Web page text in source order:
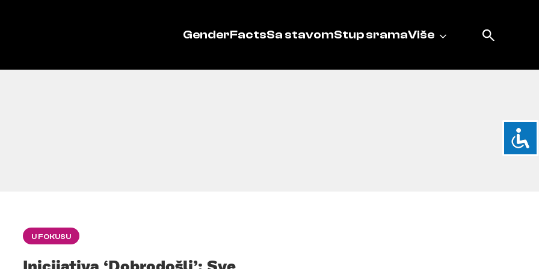
GenderFactsSa stavomStup sramaViše
U FOKUSU